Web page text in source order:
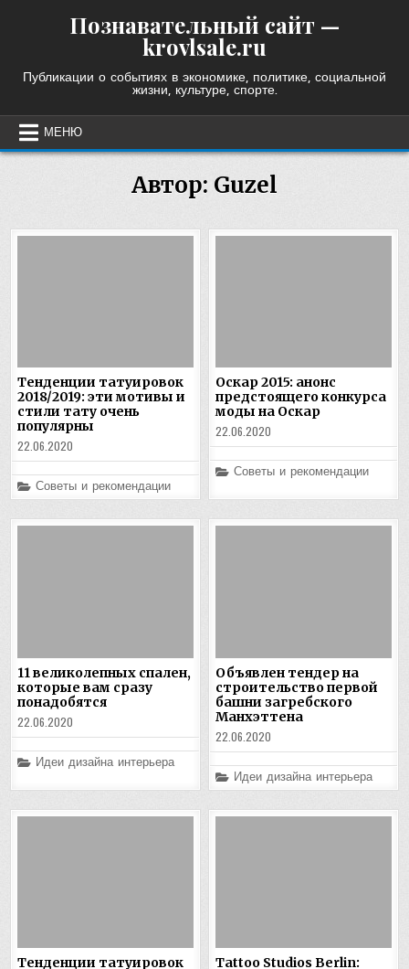
Познавательный сайт —
krovlsale.ru
Публикации о событиях в экономике, политике, социальной
жизни, культуре, спорте.
МЕНЮ
Автор: Guzel
Тенденции татуировок
2018/2019: эти мотивы и
стили тату очень
популярны
22.06.2020
Posted
in
Советы и рекомендации
Оскар 2015: анонс
предстоящего конкурса
моды на Оскар
22.06.2020
Posted
Советы и рекомендации
11 великолепных спален,
которые вам сразу
понадобятся
22.06.2020
Posted
in
Идеи дизайна интерьера
Объявлен тендер на
строительство первой
башни загребского
Манхэттена
22.06.2020
Posted
in
Идеи дизайна интерьера
Тенденции татуировок
Tattoo Studios Berlin: